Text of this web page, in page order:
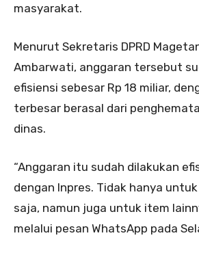
masyarakat.
Menurut Sekretaris DPRD
Ambarwati, anggaran tersebut
efisiensi sebesar Rp 18 miliar,
terbesar berasal dari
dinas.
“Anggaran itu sudah dilakukan
dengan Inpres. Tidak hanya
saja, namun juga untuk item
melalui pesan WhatsApp pada